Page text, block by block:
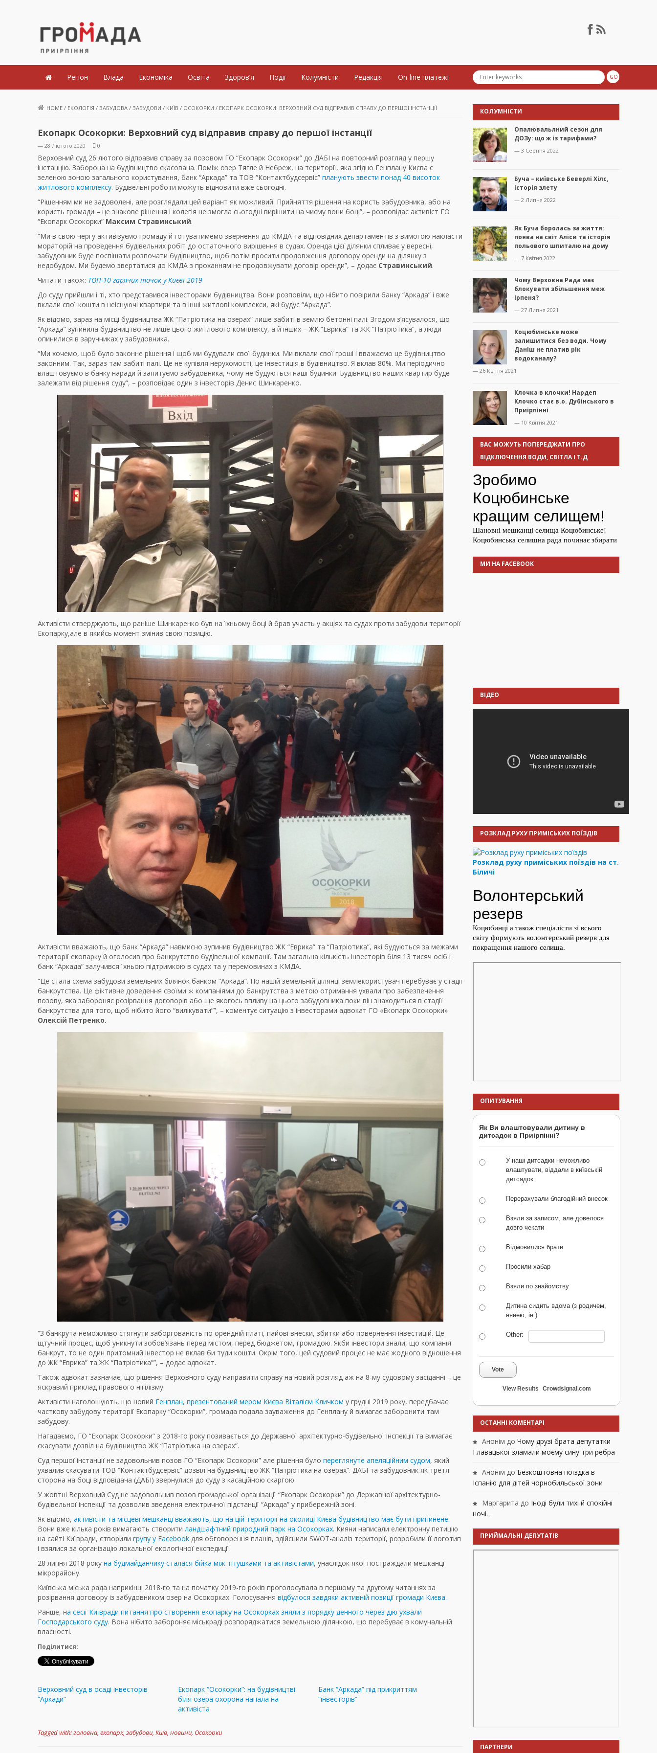
Громада Приірпіння
Регіон Влада Економіка Освіта Здоров’я Події Колумністи Редакція On-line платежі
HOME / ЕКОЛОГІЯ / ЗАБУДОВА / ЗАБУДОВИ / КИЇВ / ОСОКОРКИ / ЕКОПАРК ОСОКОРКИ: ВЕРХОВНИЙ СУД ВІДПРАВИВ СПРАВУ ДО ПЕРШОЇ ІНСТАНЦІЇ
Екопарк Осокорки: Верховний суд відправив справу до першої інстанції
— 28 Лютого 2020 0
Верховний суд 26 лютого відправив справу за позовом ГО “Екопарк Осокорки” до ДАБІ на повторний розгляд у першу
інстанцію. Заборона на будівництво скасована. Поміж озер Тягле й Небреж, на території, яка згідно Генплану Києва є
зеленою зоною загального користування, банк “Аркада” та ТОВ “Контактбудсервіс” планують звести понад 40 висоток
житлового комплексу. Будівельні роботи можуть відновити вже сьогодні.
“Рішенням ми не задоволені, але розглядали цей варіант як можливий. Прийняття рішення на користь забудовника, або на
користь громади – це знакове рішення і колегія не змогла сьогодні вирішити на чиєму вони боці”, – розповідає активіст ГО
“Екопарк Осокорки” Максим Стравинський.
“Ми в свою чергу активізуємо громаду й готуватимемо звернення до КМДА та відповідних департаментів з вимогою накласти
мораторій на проведення будівельних робіт до остаточного вирішення в судах. Оренда цієї ділянки спливає у вересні,
забудовник буде поспішати розпочати будівництво, щоб потім просити продовження договору оренди на ділянку з
недобудом. Ми будемо звертатися до КМДА з проханням не продовжувати договір оренди”, – додає Стравинський.
Читати також: ТОП-10 гарячих точок у Києві 2019
До суду прийшли і ті, хто представився інвесторами будівництва. Вони розповіли, що нібито повірили банку “Аркада” і вже
вклали свої кошти в неіснуючі квартири та в інші житлові комплекси, які будує “Аркада”.
Як відомо, зараз на місці будівництва ЖК “Патріотика на озерах” лише забиті в землю бетонні палі. Згодом з’ясувалося, що
“Аркада” зупинила будівництво не лише цього житлового комплексу, а й інших – ЖК “Еврика” та ЖК “Патріотика”, а люди
опинилися в заручниках у забудовника.
“Ми хочемо, щоб було законне рішення і щоб ми будували свої будинки. Ми вклали свої гроші і вважаємо це будівництво
законним. Так, зараз там забиті палі. Це не купівля нерухомості, це інвестиція в будівництво. Я вклав 80%. Ми періодично
влаштовуємо в банку наради й запитуємо забудовника, чому не будуються наші будинки. Будівництво наших квартир буде
залежати від рішення суду”, – розповідає один з інвесторів Денис Шинкаренко.
Активісти стверджують, що раніше Шинкаренко був на їхньому боці й брав участь у акціях та судах проти забудови території
Екопарку,але в якийсь момент змінив свою позицію.
Активісти вважають, що банк “Аркада” навмисно зупинив будівництво ЖК “Еврика” та “Патріотика”, які будуються за межами
території екопарку й оголосив про банкрутство будівельної компанії. Там загальна кількість інвесторів біля 13 тисяч осіб і
банк “Аркада” залучився їхньою підтримкою в судах та у перемовинах з КМДА.
“Це стала схема забудови земельних білянок банком “Аркада”. По нашій земельній ділянці землекористувач перебуває у стадії
банкрутства. Це фіктивне доведення своїми ж компаніями до банкрутства з метою отримання ухвали про забезпечення
позову, яка забороняє розірвання договорів або ще якогось впливу на цього забудовника поки він знаходиться в стадії
банкрутства для того, щоб нібито його “вилікувати””, – коментує ситуацію з інвесторами адвокат ГО «Екопарк Осокорки»
Олексій Петренко.
“З банкрута неможливо стягнути заборгованість по орендній платі, пайові внески, збитки або повернення інвестицій. Це
щтучний процес, щоб уникнути зобов’язань перед містом, перед бюджетом, громадою. Якби інвестори знали, що компанія
банкрут, то не один притомний інвестор не вклав би туди кошти. Окрім того, цей судовий процес не має жодного відношення
до ЖК “Еврика” та ЖК “Патріотика””, – додає адвокат.
Також адвокат зазначає, що рішення Верховного суду направити справу на новий розгляд аж на 8-му судовому засіданні – це
яскравий приклад правового нігілізму.
Активісти наголошують, що новий Генплан, презентований мером Києва Віталієм Кличком у грудні 2019 року, передбачає
часткову забудову території Екопарку “Осокорки”, громада подала зауваження до Генплану й вимагає заборонити там
забудову.
Нагадаємо, ГО “Екопарк Осокорки” з 2018-го року позивається до Державної архітектурно-будівельної інспекції та вимагає
скасувати дозвіл на будівництво ЖК “Патріотика на озерах”.
Суд першої інстанції не задовольнив позов ГО “Екопарк Осокорки” але рішення було переглянуте апеляційним судом, який
ухвалив скасувати ТОВ “Контактбудсервіс” дозвіл на будівництво ЖК “Патріотика на озерах”. ДАБІ та забудовник як третя
сторона на боці відповідача (ДАБІ) звернулися до суду з касаційною скаргою.
У жовтні Верховний Суд не задовольнив позов громадської організації “Екопарк Осокорки” до Державної архітектурно-
будівельної інспекції та дозволив зведення електричної підстанції “Аркада” у прибережній зоні.
Як відомо, активісти та місцеві мешканці вважають, що на цій території на околиці Києва будівництво має бути припинене.
Вони вже кілька років вимагають створити ландшафтний природний парк на Осокорках. Кияни написали електронну петицію
на сайті Київради, створили групу у Facebook для обговорення планів, здійснили SWOT-аналіз території, розробили її логотип
і взялися за організацію локальної екологічної експедиції.
28 липня 2018 року на будмайданчику сталася бійка між тітушками та активістами, унаслідок якої постраждали мешканці
мікрорайону.
Київська міська рада наприкінці 2018-го та на початку 2019-го років проголосувала в першому та другому читаннях за
розірвання договору із забудовником озер на Осокорках. Голосування відбулося завдяки активній позиції громади Києва.
Ранше, на сесії Київради питання про створення екопарку на Осокорках зняли з порядку денного через дію ухвали
Господарського суду. Вона нібито забороняє міськраді розпоряджатися земельною ділянкою, що перебуває в комунальній
власності.
Поділитися:
Верховний суд в осаді інвесторів
“Аркади”
Екопарк “Осокорки”: на будівництві
біля озера охорона напала на
активіста
Банк “Аркада” під прикриттям
“інвесторів”
Tagged with:головна, екопарк, забудови, Київ, новини, Осокорки
КОЛУМНІСТИ
Опалювальлний сезон для
ДОЗу: що ж із тарифами?
— 3 Серпня 2022
Буча – київське Беверлі Хілс,
історія злету
— 2 Липня 2022
Як Буча боролась за життя:
поява на світ Аліси та історія
польового шпиталю на дому
— 7 Квітня 2022
Чому Верховна Рада має
блокувати збільшення меж
Ірпеня?
— 27 Липня 2021
Коцюбинське може
залишитися без води. Чому
Даніш не платив рік
водоканалу?
— 26 Квітня 2021
Клочка в клочки! Нардеп
Клочко стає в.о. Дубінського в
Приірпінні
— 10 Квітня 2021
ВАС МОЖУТЬ ПОПЕРЕДЖАТИ ПРО
ВІДКЛЮЧЕННЯ ВОДИ, СВІТЛА І Т.Д
МИ НА FACEBOOK
ВІДЕО
РОЗКЛАД РУХУ ПРИМІСЬКИХ ПОЇЗДІВ
Розклад руху приміських поїздів на ст.
Біличі
ОПИТУВАННЯ
Як Ви влаштовували дитину в
дитсадок в Приірпінні?
У наші дитсадки неможливо
влаштувати, віддали в київській
дитсадок
Перерахували благодійний внесок
Взяли за записом, але довелося
довго чекати
Відмовилися брати
Просили хабар
Взяли по знайомству
Дитина сидить вдома (з родичем,
нянею, ін.)
Other:
Vote
View Results Crowdsignal.com
ОСТАННІ КОМЕНТАРІ
Анонім до Чому друзі брата депутатки
Главацької зламали моєму сину три ребра
Анонім до Безкоштовна поїздка в
Іспанію для дітей чорнобильської зони
Маргарита до Іноді були тихі й спокійні
ночі…
ПРИЙМАЛЬНІ ДЕПУТАТІВ
ПАРТНЕРИ